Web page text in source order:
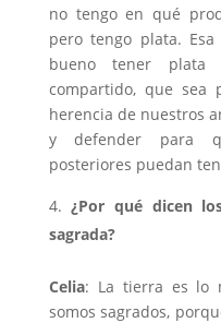
no tengo en qué
pero tengo plata.
bueno tener
compartido, que sea
herencia de nuestros
y defender para
posteriores puedan
¿Por qué dicen
sagrada?
Celia: La tierra es lo
somos sagrados,